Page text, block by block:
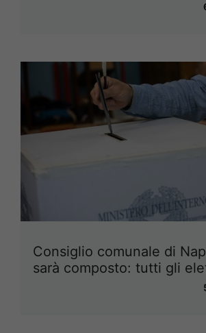
Consiglio comunale di
sarà composto: tutti gli